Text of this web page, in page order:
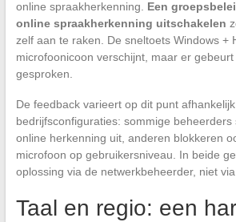
online spraakherkenning. Een
online spraakherkenning uitschakelen
zelf aan te raken. De sneltoets Windows +
microfoonicoon verschijnt, maar er
gesproken.
De feedback varieert op dit punt
bedrijfsconfiguraties: sommige beheerders
online herkenning uit, anderen blokkeren
microfoon op gebruikersniveau. In beide
oplossing via de netwerkbeheerder, niet
Taal en regio: een